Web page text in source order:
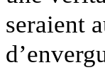
seraient